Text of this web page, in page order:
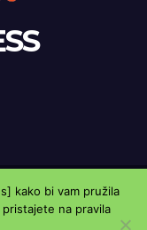
byThemeansar.
kako bi vam pružila
na pravila